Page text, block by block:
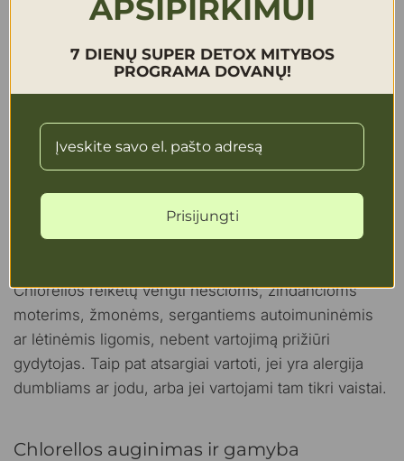
Galimas šalutinis poveikis
Kai kuriems žmonėms vartojant chlorellą pasireiškia
bėrimai, niežulys. Chlorella gali sąveikauti su tam
tikrais vaistais, pavyzdžiui, imunosupresantais ar
Chlorellos reikėtų vengti nėščioms, žindančioms
moterims, žmonėms, sergantiems autoimuninėmis
ar lėtinėmis ligomis, nebent vartojimą prižiūri
gydytojas. Taip pat atsargiai vartoti, jei yra alergija
dumbliams ar jodu, arba jei vartojami tam tikri vaistai.
Chlorellos auginimas ir gamyba
APSIPIRKIMUI
7 DIENŲ SUPER DETOX MITYBOS
PROGRAMA DOVANŲ!
Prisijungti